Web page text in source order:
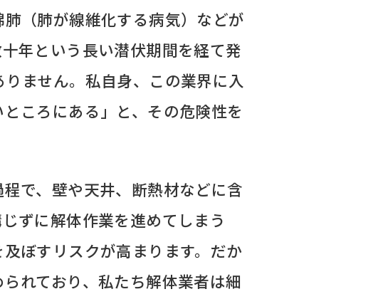
（肺が線維化する病気）などが
年という長い潜伏期間を経て発
ません。私自身、この業界に入
ころにある」と、その危険性を
で、壁や天井、断熱材などに含
ずに解体作業を進めてしまう
ぼすリスクが高まります。だか
れており、私たち解体業者は細